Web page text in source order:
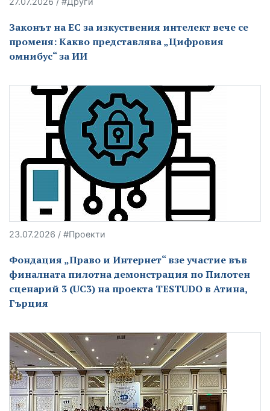
Законът на ЕС за изкуствения интелект вече се
променя: Какво представлява „Цифровия
омнибус“ за ИИ
23.07.2026 / #Проекти
Фондация „Право и Интернет“ взе участие във
финалната пилотна демонстрация по Пилотен
сценарий 3 (UC3) на проекта TESTUDO в Атина,
Гърция